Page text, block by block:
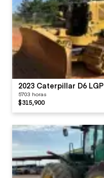
2023 Caterpillar D6 LGP
5703 horas
$315,900